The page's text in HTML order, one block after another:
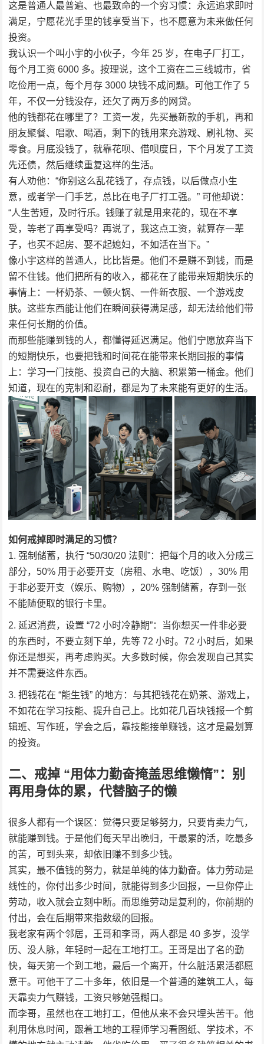
这是普通人最普遍、也最致命的一个穷习惯：永远追求即时
满足，宁愿花光手里的钱享受当下，也不愿意为未来做任何
投资。
我认识一个叫小宇的小伙子，今年 25 岁，在电子厂打工，
每个月工资 6000 多。按理说，这个工资在二三线城市，省
吃俭用一点，每个月存 3000 块钱不成问题。可他工作了 5
年，不仅一分钱没存，还欠了两万多的网贷。
他的钱都花在哪里了？工资一发，先买最新款的手机，再和
朋友聚餐、唱歌、喝酒，剩下的钱用来充游戏、刷礼物、买
零食。月底没钱了，就靠花呗、借呗度日，下个月发了工资
先还债，然后继续重复这样的生活。
有人劝他：“你别这么乱花钱了，存点钱，以后做点小生
意，或者学一门手艺，总比在电子厂打工强。” 可他却说：
“人生苦短，及时行乐。钱赚了就是用来花的，现在不享
受，等老了再享受吗？再说了，我这点工资，就算存一辈
子，也买不起房、娶不起媳妇，不如活在当下。”
像小宇这样的普通人，比比皆是。他们不是赚不到钱，而是
留不住钱。他们把所有的收入，都花在了能带来短期快乐的
事情上：一杯奶茶、一顿火锅、一件新衣服、一个游戏皮
肤。这些东西能让他们在瞬间获得满足感，却无法给他们带
来任何长期的价值。
而那些能赚到钱的人，都懂得延迟满足。他们宁愿放弃当下
的短期快乐，也要把钱和时间花在能带来长期回报的事情
上：学习一门技能、投资自己的大脑、积累第一桶金。他们
知道，现在的克制和忍耐，都是为了未来能有更好的生活。
如何戒掉即时满足的习惯？
强制储蓄，执行 “50/30/20 法则”：把每个月的收入分成三
部分，50% 用于必要开支（房租、水电、吃饭），30% 用
于非必要开支（娱乐、购物），20% 强制储蓄，存到一张
不能随便取的银行卡里。
延迟消费，设置 “72 小时冷静期”：当你想买一件非必要
的东西时，不要立刻下单，先等 72 小时。72 小时后，如果
你还是想买，再考虑购买。大多数时候，你会发现自己其实
并不需要这件东西。
把钱花在 “能生钱” 的地方：与其把钱花在奶茶、游戏上，
不如花在学习技能、提升自己上。比如花几百块钱报一个剪
辑班、写作班，学会之后，靠技能接单赚钱，这才是最划算
的投资。
二、戒掉 “用体力勤奋掩盖思维懒惰”：别
再用身体的累，代替脑子的懒
很多人都有一个误区：觉得只要足够努力，只要肯卖力气，
就能赚到钱。于是他们每天早出晚归，干最累的活，吃最多
的苦，可到头来，却依旧赚不到多少钱。
其实，最不值钱的努力，就是单纯的体力勤奋。体力劳动是
线性的，你付出多少时间，就能得到多少回报，一旦你停止
劳动，收入就会立刻中断。而思维劳动是复利的，你前期的
付出，会在后期带来指数级的回报。
我老家有两个邻居，王哥和李哥，两人都是 40 多岁，没学
历、没人脉，年轻时一起在工地打工。王哥是出了名的勤
快，每天第一个到工地，最后一个离开，什么脏活累活都愿
意干。可他干了二十多年，依旧是一个普通的建筑工人，每
天靠卖力气赚钱，工资只够勉强糊口。
而李哥，虽然也在工地打工，但他从来不会只埋头苦干。他
利用休息时间，跟着工地的工程师学习看图纸、学技术，不